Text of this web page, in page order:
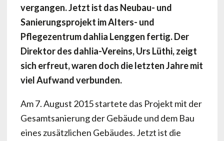
vergangen. Jetzt ist das Neubau- und
Sanierungsprojekt im Alters- und
Pflegezentrum dahlia Lenggen fertig. Der
Direktor des dahlia-Vereins, Urs Lüthi, zeigt
sich erfreut, waren doch die letzten Jahre mit
viel Aufwand verbunden.
Am 7. August 2015 startete das Projekt mit der
Gesamtsanierung der Gebäude und dem Bau
eines zusätzlichen Gebäudes. Jetzt ist die